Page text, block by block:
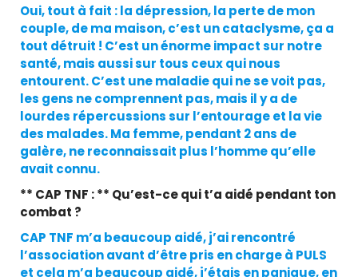
Oui, tout à fait : la dépression, la perte de mon
couple, de ma maison, c’est un cataclysme, ça a
tout détruit ! C’est un énorme impact sur notre
santé, mais aussi sur tous ceux qui nous
entourent. C’est une maladie qui ne se voit pas,
les gens ne comprennent pas, mais il y a de
lourdes répercussions sur l’entourage et la vie
des malades. Ma femme, pendant 2 ans de
galère, ne reconnaissait plus l’homme qu’elle
avait connu.
** CAP TNF : ** Qu’est-ce qui t’a aidé pendant ton
combat ?
CAP TNF m’a beaucoup aidé, j’ai rencontré
l’association avant d’être pris en charge à PULS
et cela m’a beaucoup aidé, j’étais en panique, en